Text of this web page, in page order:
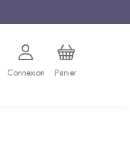
Connexion
Panier